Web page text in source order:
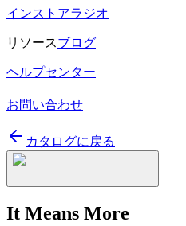
インストアラジオ
リソースブログ
ヘルプセンター
お問い合わせ
カタログに戻る
It Means More